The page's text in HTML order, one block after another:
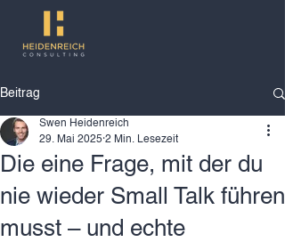
Beitrag
Die eine Frage, mit der du
nie wieder Small Talk führen
musst – und echte
Swen Heidenreich
29. Mai 2025 2 Min. Lesezeit